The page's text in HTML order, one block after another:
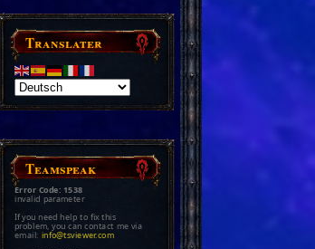
Translater
Teamspeak
Error Code: 1538
invalid parameter
If you need help to fix this
problem, you can contact me via
email: info@tsviewer.com